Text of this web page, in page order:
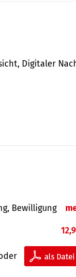
Digitaler
Bewilligung